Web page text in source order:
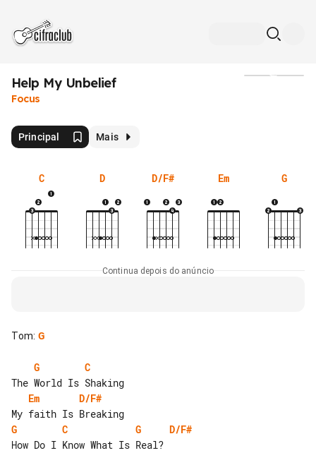
Help My Unbelief
Focus
Principal Mais
C D D/F# Em G
Continua depois do anúncio
Tom: G
G
C
Em
D/F#
G
C G
D/F#
How Do I Know What Is Real?